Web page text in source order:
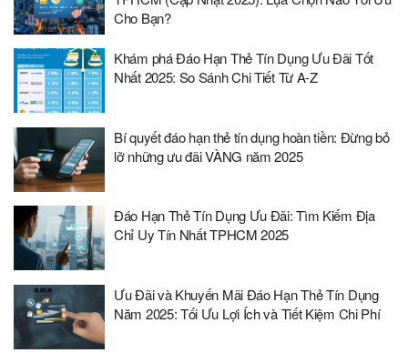
Cho Bạn?
Khám phá Đáo Hạn Thẻ Tín Dụng Ưu Đãi Tốt
Nhất 2025: So Sánh Chi Tiết Từ A-Z
Bí quyết đáo hạn thẻ tín dụng hoàn tiền: Đừng bỏ
lỡ những ưu đãi VÀNG năm 2025
Đáo Hạn Thẻ Tín Dụng Ưu Đãi: Tìm Kiếm Địa
Chỉ Uy Tín Nhất TPHCM 2025
Ưu Đãi và Khuyến Mãi Đáo Hạn Thẻ Tín Dụng
Năm 2025: Tối Ưu Lợi Ích và Tiết Kiệm Chi Phí